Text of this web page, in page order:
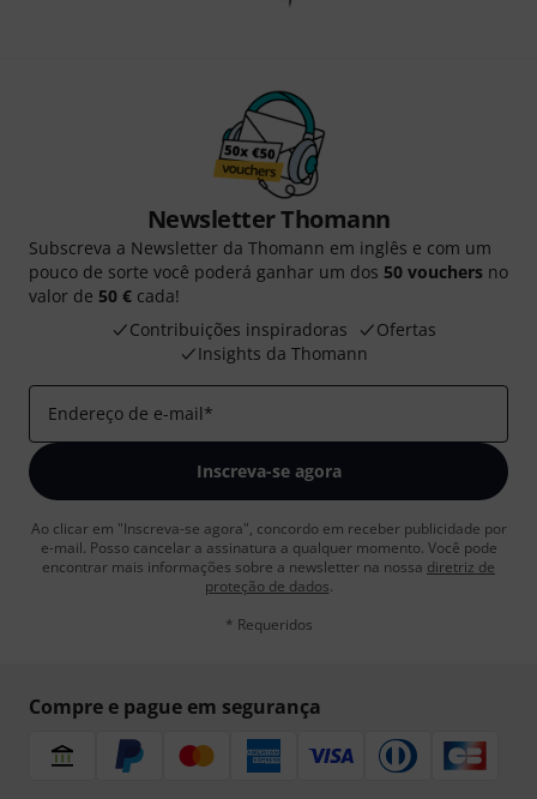
Newsletter Thomann
Subscreva a Newsletter da Thomann em inglês e com um
pouco de sorte você poderá ganhar um dos 50 vouchers no
valor de 50 € cada!
Contribuições inspiradoras
Ofertas
Insights da Thomann
Endereço de e-mail*
Inscreva-se agora
Ao clicar em "Inscreva-se agora", concordo em receber publicidade por
e-mail. Posso cancelar a assinatura a qualquer momento. Você pode
encontrar mais informações sobre a newsletter na nossa diretriz de
proteção de dados.
* Requeridos
Compre e pague em segurança